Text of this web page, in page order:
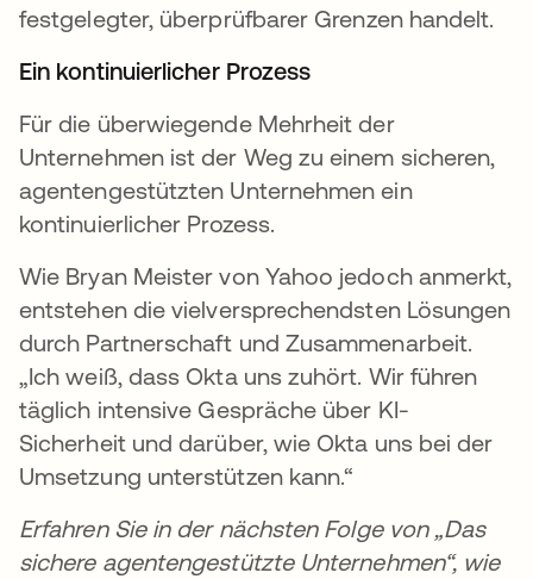
festgelegter, überprüfbarer Grenzen handelt.
Ein kontinuierlicher Prozess
Für die überwiegende Mehrheit der
Unternehmen ist der Weg zu einem sicheren,
agentengestützten Unternehmen ein
kontinuierlicher Prozess.
Wie Bryan Meister von Yahoo jedoch anmerkt,
entstehen die vielversprechendsten Lösungen
durch Partnerschaft und Zusammenarbeit.
„Ich weiß, dass Okta uns zuhört. Wir führen
täglich intensive Gespräche über KI-
Sicherheit und darüber, wie Okta uns bei der
Umsetzung unterstützen kann.“
Erfahren Sie in der nächsten Folge von „Das
sichere agentengestützte Unternehmen“, wie